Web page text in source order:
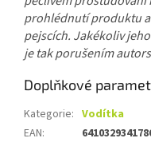
prohlédnutí produktu
pejscích. Jakékoliv
je tak porušením
Doplňkové
Kategorie: Vodítka
EAN: